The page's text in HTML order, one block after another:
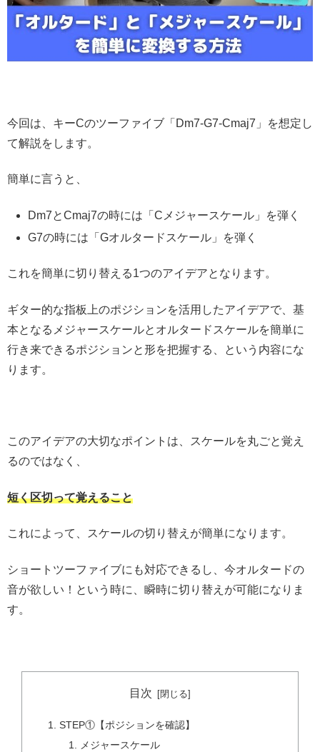
今回は、キーCのツーファイブ「Dm7-G7-Cmaj7」を想定し
て解説をします。
簡単に言うと、
Dm7とCmaj7の時には「Cメジャースケール」を弾く
G7の時には「Gオルタードスケール」を弾く
これを簡単に切り替える1つのアイデアとなります。
ギター的な指板上のポジションを活用したアイデアで、基
本となるメジャースケールとオルタードスケールを簡単に
行き来できるポジションと形を把握する、という内容にな
ります。
このアイデアの大切なポイントは、スケールを丸ごと覚え
るのではなく、
短く区切って覚えること
これによって、スケールの切り替えが簡単になります。
ショートツーファイブにも対応できるし、今オルタードの
音が欲しい！という時に、瞬時に切り替えが可能になりま
す。
目次
STEP①【ポジションを確認】
メジャースケール